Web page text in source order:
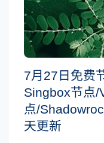
7月27日免费
Singbox节点/
点/
天更新